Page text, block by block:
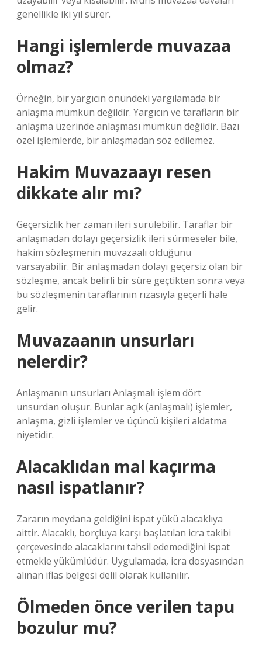
genellikle iki yıl sürer.
Hangi işlemlerde muvazaa
olmaz?
Örneğin, bir yargıcın önündeki yargılamada bir
anlaşma mümkün değildir. Yargıcın ve tarafların bir
anlaşma üzerinde anlaşması mümkün değildir. Bazı
özel işlemlerde, bir anlaşmadan söz edilemez.
Hakim Muvazaayı resen
dikkate alır mı?
Geçersizlik her zaman ileri sürülebilir. Taraflar bir
anlaşmadan dolayı geçersizlik ileri sürmeseler bile,
hakim sözleşmenin muvazaalı olduğunu
varsayabilir. Bir anlaşmadan dolayı geçersiz olan bir
sözleşme, ancak belirli bir süre geçtikten sonra veya
bu sözleşmenin taraflarının rızasıyla geçerli hale
gelir.
Muvazaanın unsurları
nelerdir?
Anlaşmanın unsurları Anlaşmalı işlem dört
unsurdan oluşur. Bunlar açık (anlaşmalı) işlemler,
anlaşma, gizli işlemler ve üçüncü kişileri aldatma
niyetidir.
Alacaklıdan mal kaçırma
nasıl ispatlanır?
Zararın meydana geldiğini ispat yükü alacaklıya
aittir. Alacaklı, borçluya karşı başlatılan icra takibi
çerçevesinde alacaklarını tahsil edemediğini ispat
etmekle yükümlüdür. Uygulamada, icra dosyasından
alınan iflas belgesi delil olarak kullanılır.
Ölmeden önce verilen tapu
bozulur mu?